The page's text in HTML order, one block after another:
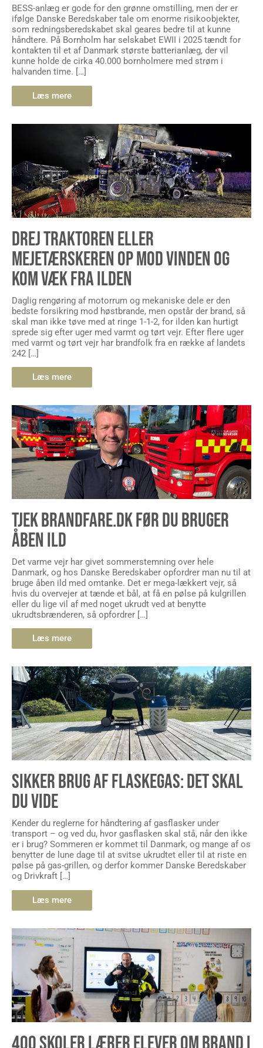
BESS-anlæg er gode for den grønne omstilling, men der er
ifølge Danske Beredskaber tale om enorme risikoobjekter,
som redningsberedskabet skal geares bedre til at kunne
håndtere. På Bornholm har selskabet EWII i 2025 tændt for
kontakten til et af Danmark største batterianlæg, der vil
kunne holde de cirka 40.000 bornholmere med strøm i
halvanden time. […]
Læs mere
DREJ TRAKTOREN ELLER
MEJETÆRSKEREN OP MOD VINDEN OG
KOM VÆK FRA ILDEN
Daglig rengøring af motorrum og mekaniske dele er den
bedste forsikring mod høstbrande, men opstår der brand, så
skal man ikke tøve med at ringe 1-1-2, for ilden kan hurtigt
sprede sig efter uger med varmt og tørt vejr. Efter flere uger
med varmt og tørt vejr har brandfolk fra en række af landets
242 […]
Læs mere
TJEK BRANDFARE.DK FØR DU BRUGER
ÅBEN ILD
Det varme vejr har givet sommerstemning over hele
Danmark, og hos Danske Beredskaber opfordrer man nu til at
bruge åben ild med omtanke. Det er mega-lækkert vejr, så
hvis du overvejer at tænde et bål, at få en pølse på kulgrillen
eller du lige vil af med noget ukrudt ved at benytte
ukrudtsbrænderen, så opfordrer […]
Læs mere
SIKKER BRUG AF FLASKEGAS: DET SKAL
DU VIDE
Kender du reglerne for håndtering af gasflasker under
transport – og ved du, hvor gasflasken skal stå, når den ikke
er i brug? Sommeren er kommet til Danmark, og mange af os
benytter de lune dage til at svitse ukrudtet eller til at riste en
pølse på gas-grillen, og derfor kommer Danske Beredskaber
og Drivkraft […]
Læs mere